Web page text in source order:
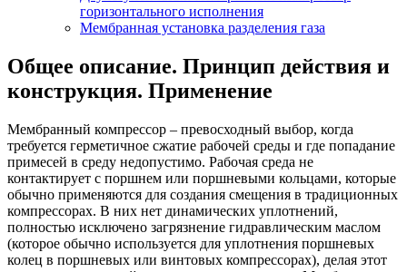
горизонтального исполнения
Мембранная установка разделения газа
Общее описание. Принцип действия и
конструкция. Применение
Мембранный компрессор – превосходный выбор, когда
требуется герметичное сжатие рабочей среды и где попадание
примесей в среду недопустимо. Рабочая среда не
контактирует с поршнем или поршневыми кольцами, которые
обычно применяются для создания смещения в традиционных
компрессорах. В них нет динамических уплотнений,
полностью исключено загрязнение гидравлическим маслом
(которое обычно используется для уплотнения поршневых
колец в поршневых или винтовых компрессорах), делая этот